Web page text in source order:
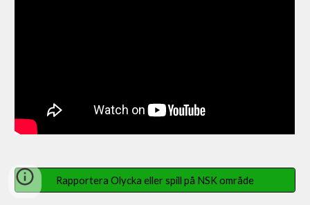
Rapportera Olycka eller spill på NSK område